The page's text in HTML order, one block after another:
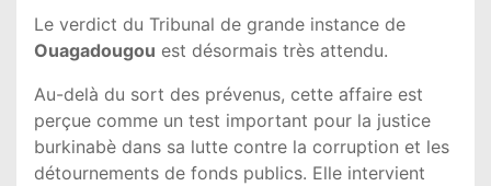
Le verdict du Tribunal de grande instance de
Ouagadougou est désormais très attendu.
Au-delà du sort des prévenus, cette affaire est
perçue comme un test important pour la justice
burkinabè dans sa lutte contre la corruption et les
détournements de fonds publics. Elle intervient